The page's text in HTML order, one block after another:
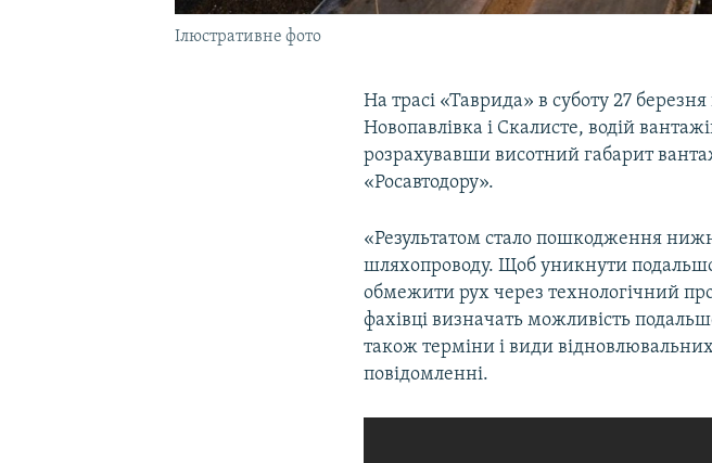
Ілюстративне фото
На трасі «Таврида» в суботу 27
Новопавлівка і Скалисте, водій
розрахувавши висотний габарит
«Росавтодору».
«Результатом стало пошкодження
шляхопроводу. Щоб уникнути
обмежити рух через технологічний
фахівці визначать можливість
також терміни і види
повідомленні.